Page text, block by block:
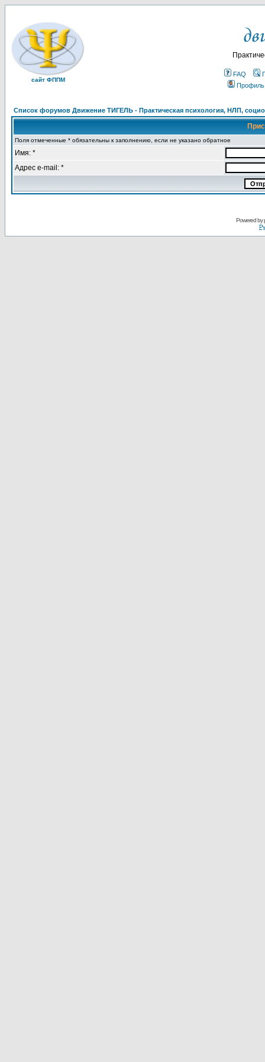
сайт ФППМ
FAQ
Профиль
Список форумов Движение ТИГЕЛЬ - Практическая психология, НЛП,
Поля отмеченные * обязательны к заполнению, если не указано обратное
Имя: *
Адрес e-mail: *
Powered by